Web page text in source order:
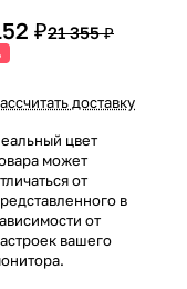
₽21 355 ₽
доставку
цвет
может
от
в
от
вашего